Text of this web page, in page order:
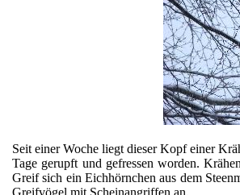
Seit einer Woche liegt dieser Kopf einer
Tage gerupft und gefressen worden.
Greif sich ein Eichhörnchen aus dem